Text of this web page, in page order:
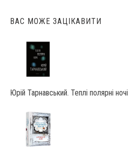
ВАС МОЖЕ ЗАЦІКАВИТИ
Юрій Тарнавський. Теплі полярні ночі